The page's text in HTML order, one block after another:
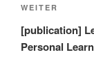
Nächster
Beitrag
WEITER
[publication]
Personal